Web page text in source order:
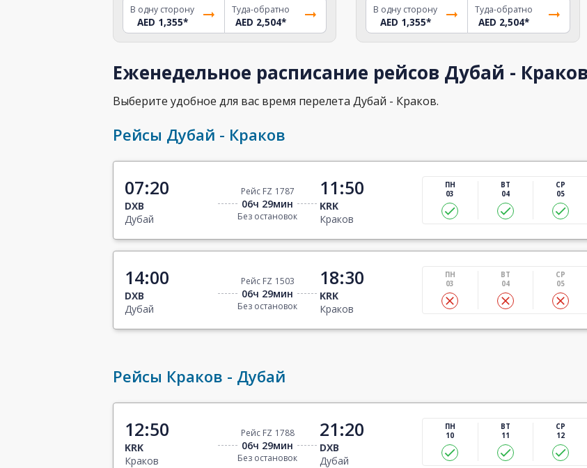
В одну сторону
AED 1,355*
Туда-обратно
AED 2,504*
В одну сторону
AED 1,355*
Туда-обратно
AED 2,504*
Еженедельное расписание рейсов Дубай - Краков
Выберите удобное для вас время перелета Дубай - Краков.
Рейсы Дубай - Краков
07:20
DXB
Дубай
Рейс FZ 1787
06ч 29мин
Без остановок
11:50
KRK
Краков
ПН
03
ВТ
04
СР
05
14:00
DXB
Дубай
Рейс FZ 1503
06ч 29мин
Без остановок
18:30
KRK
Краков
ПН
03
ВТ
04
СР
05
Рейсы Краков - Дубай
12:50
KRK
Краков
Рейс FZ 1788
06ч 29мин
Без остановок
21:20
DXB
Дубай
ПН
10
ВТ
11
СР
12